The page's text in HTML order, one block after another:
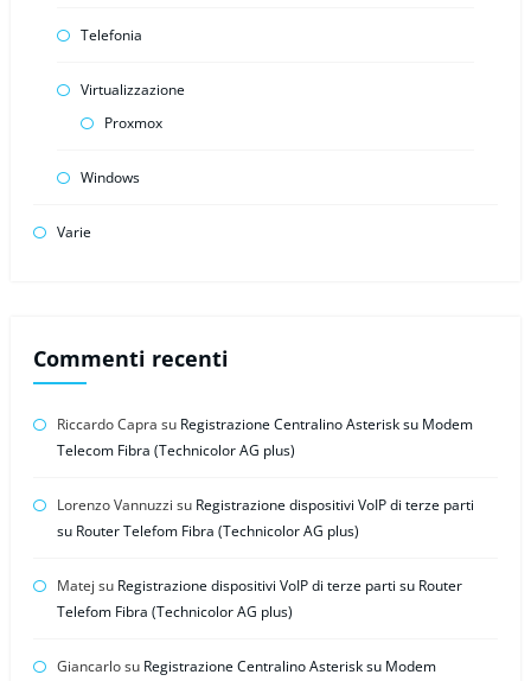
Telefonia
Virtualizzazione
Proxmox
Windows
Varie
Commenti recenti
Riccardo Capra su Registrazione Centralino Asterisk su Modem
Telecom Fibra (Technicolor AG plus)
Lorenzo Vannuzzi su Registrazione dispositivi VoIP di terze parti
su Router Telefom Fibra (Technicolor AG plus)
Matej su Registrazione dispositivi VoIP di terze parti su Router
Telefom Fibra (Technicolor AG plus)
Giancarlosu Registrazione Centralino Asterisk su Modem